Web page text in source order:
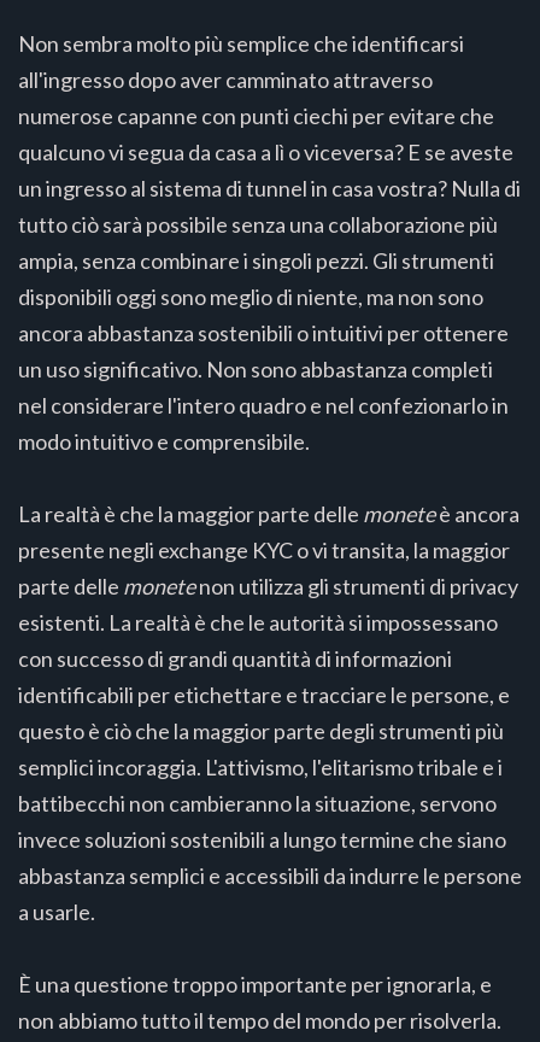
Non sembra molto più semplice che identificarsi
all'ingresso dopo aver camminato attraverso
numerose capanne con punti ciechi per evitare che
qualcuno vi segua da casa a lì o viceversa? E se aveste
un ingresso al sistema di tunnel in casa vostra? Nulla di
tutto ciò sarà possibile senza una collaborazione più
ampia, senza combinare i singoli pezzi. Gli strumenti
disponibili oggi sono meglio di niente, ma non sono
ancora abbastanza sostenibili o intuitivi per ottenere
un uso significativo. Non sono abbastanza completi
nel considerare l'intero quadro e nel confezionarlo in
modo intuitivo e comprensibile.
La realtà è che la maggior parte delle moneteè ancora
presente negli exchange KYC o vi transita, la maggior
parte delle monetenon utilizza gli strumenti di privacy
esistenti. La realtà è che le autorità si impossessano
con successo di grandi quantità di informazioni
identificabili per etichettare e tracciare le persone, e
questo è ciò che la maggior parte degli strumenti più
semplici incoraggia. L'attivismo, l'elitarismo tribale e i
battibecchi non cambieranno la situazione, servono
invece soluzioni sostenibili a lungo termine che siano
abbastanza semplici e accessibili da indurre le persone
a usarle.
È una questione troppo importante per ignorarla, e
non abbiamo tutto il tempo del mondo per risolverla.